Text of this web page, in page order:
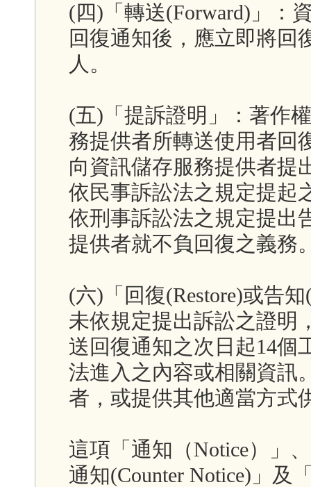
(四)「轉送(Forward)」：
回復通知後，應立即將回
人。
(五)「提訴證明」：著作
務提供者所轉送使用者回
向資訊儲存服務提供者提
依民事訴訟法之規定提起
依刑事訴訟法之規定提出
提供者就不負回復之義務
(六)「回復(Restore)或告
未依規定提出訴訟之證明
送回復通知之次日起14個
法進入之內容或相關資訊
者，或提供其他適當方式
這項「通知（Notice）」
通知(Counter Notice)」及